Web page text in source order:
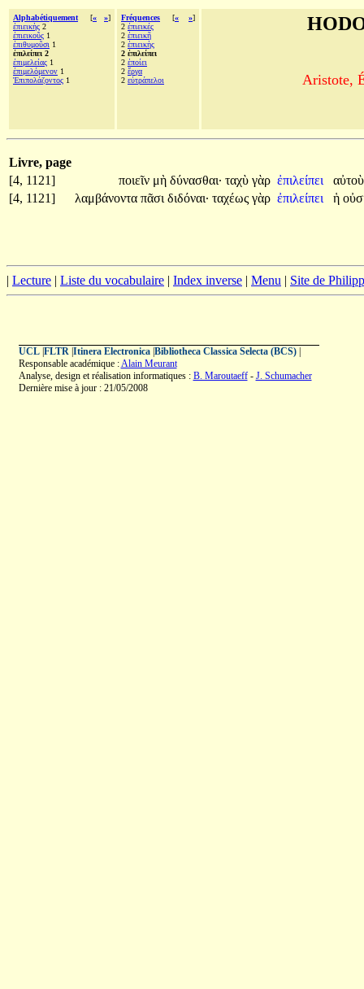
Alphabétiquement [« »]
ἐπιεικὴς 2
ἐπιεικοῦς 1
ἐπιθυμοῦσι 1
ἐπιλείπει 2
ἐπιμελείας 1
ἐπιμελόμενον 1
Ἐπιπολάζοντος 1
Fréquences [« »]
2 ἐπιεικές
2 ἐπιεικῆ
2 ἐπιεικὴς
2 ἐπιλείπει
2 ἐποίει
2 ἔργα
2 εὐτράπελοι Aristote,
Livre, page
[4, 1121]
ποιεῖν μὴ δύνασθαι· ταχὺ γὰρ ἐπιλείπει
[4, 1121]
λαμβάνοντα πᾶσι διδόναι· ταχέως γὰρ ἐπιλείπει ἡ
| Lecture | Liste du vocabulaire | Index inverse | Menu | Site de
UCL| FLTR| Itinera Electronica| Bibliotheca Classica Selecta (BCS)|
Responsable académique :Alain Meurant
Analyse, design et réalisation informatiques : B. Maroutaeff- J. Schumacher
Dernière mise à jour : 21/05/2008